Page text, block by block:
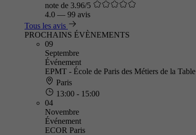
note de 3.96/5
4.0 — 99 avis
Tous les avis
PROCHAINS ÉVÈNEMENTS
09
Septembre
Événement
EPMT - École de Paris des Métiers de la Table
Paris
13:00 - 15:00
04
Novembre
Événement
ECOR Paris